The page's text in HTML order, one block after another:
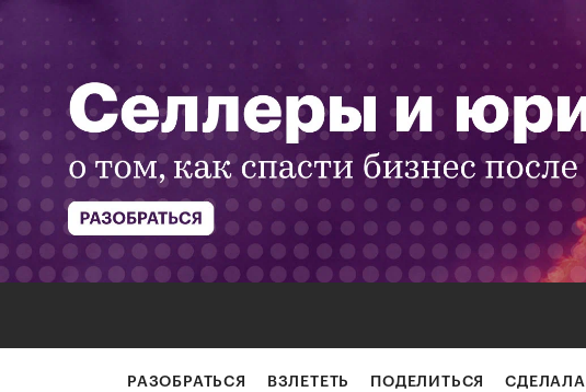
РАЗОБРАТЬСЯ ВЗЛЕТЕТЬ ПОДЕЛИТЬСЯ СДЕЛАЛА